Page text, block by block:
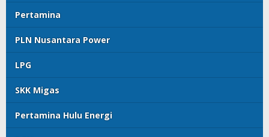
Pertamina
PLN Nusantara Power
LPG
SKK Migas
Pertamina Hulu Energi